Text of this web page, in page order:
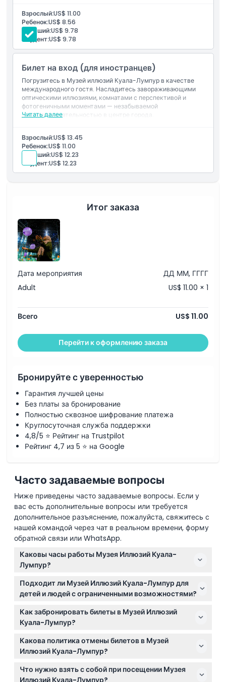
Вещи, которые нужно знать
Местоположение
Как добраться туда
Как воспользоваться
Политика отмены
Специальная цена для малайзийцев
Оптические иллюзии, голограммы, иммерсивные
комнаты
Дружелюбное к семьям, образовательное развлечение.
Взрослый:US$ 11.00
Ребенок:US$ 8.56
Старший:US$ 9.78
Студент:US$ 9.78
Билет на вход (для иностранцев)
Погрузитесь в Музей иллюзий Куала-Лумпур в качестве
международного гостя. Насладитесь завораживающими
оптическими иллюзиями, комнатами с перспективой и
фотогеничными моментами — незабываемой
достопримечательностью в центре города.
Читать далее
Для международных посетителей
Завораживающие иллюзии, фотозоны
Интерактивная достопримечательность в Куала-
Лумпуре
Взрослый:US$ 13.45
Ребенок:US$ 11.00
Старший:US$ 12.23
Студент:US$ 12.23
Итог заказа
Дата мероприятия
ДД ММ, ГГГГ
Adult
US$ 11.00 × 1
Всего US$ 11.00
Перейти к оформлению заказа
Бронируйте с уверенностью
Гарантия лучшей цены
Без платы за бронирование
Полностью сквозное шифрование платежа
Круглосуточная служба поддержки
4,8/5 ⭐ Рейтинг на Trustpilot
Рейтинг 4,7 из 5 ⭐ на Google
Часто задаваемые вопросы
Ниже приведены часто задаваемые вопросы. Если у
вас есть дополнительные вопросы или требуется
дополнительное разъяснение, пожалуйста, свяжитесь с
нашей командой через чат в реальном времени, форму
обратной связи или WhatsApp.
Каковы часы работы Музея Иллюзий Куала-
Лумпур?
Музей Иллюзий Куала-Лумпур открыт ежедневно с
10:00 до 22:00. Вы можете проверить конкретную
доступность и забронировать билет онлайн здесь,
на этом сайте (график может изменяться —
пожалуйста, уточняйте при бронировании).
Подходит ли Музей Иллюзий Куала-Лумпур для
детей и людей с ограниченными возможностями?
Да, музей ориентирован на семьи и доступен для
всех, включая детей, пожилых людей, людей с
колясками и тех, кто имеет ограничения по
здоровью. Дети в возрасте 0-17 лет должны
находиться в сопровождении оплачивающего
вход.
Как забронировать билеты в Музей Иллюзий
Куала-Лумпур?
Вы можете удобно забронировать билеты онлайн
прямо здесь, на этом сайте. Рекомендуется
бронировать заранее, чтобы гарантировать
выбранную дату и время.
Какова политика отмены билетов в Музей
Иллюзий Куала-Лумпур?
Билеты не подлежат возврату и отмене. Вам
необходимо использовать билет в дату и время,
Что нужно взять с собой при посещении Музея
Иллюзий Куала-Лумпур?